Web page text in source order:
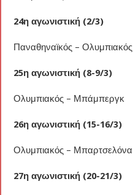
24η αγωνιστική (2/3)
Παναθηναϊκός – Ολυμπιακός
25η αγωνιστική (8-9/3)
Ολυμπιακός – Μπάμπεργκ
26η αγωνιστική (15-16/3)
Ολυμπιακός – Μπαρτσελόνα
27η αγωνιστική (20-21/3)